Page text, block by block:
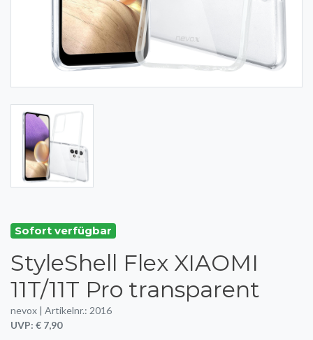
Sofort verfügbar
StyleShell Flex XIAOMI
11T/11T Pro transparent
nevox | Artikelnr.: 2016
UVP: € 7,90